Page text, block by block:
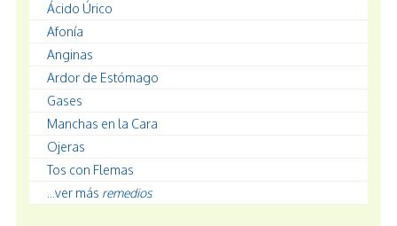
Ácido Úrico
Afonía
Anginas
Ardor de Estómago
Gases
Manchas en la Cara
Ojeras
Tos con Flemas
...ver más remedios